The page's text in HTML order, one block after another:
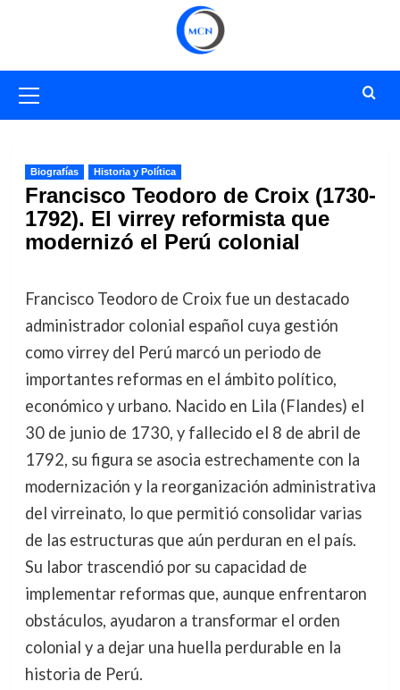
primario
Biografías Historia y Política
Francisco Teodoro de Croix (1730-
1792). El virrey reformista que
modernizó el Perú colonial
Francisco Teodoro de Croix fue un destacado
administrador colonial español cuya gestión
como virrey del Perú marcó un periodo de
importantes reformas en el ámbito político,
económico y urbano. Nacido en Lila (Flandes) el
30 de junio de 1730, y fallecido el 8 de abril de
1792, su figura se asocia estrechamente con la
modernización y la reorganización administrativa
del virreinato, lo que permitió consolidar varias
de las estructuras que aún perduran en el país.
Su labor trascendió por su capacidad de
implementar reformas que, aunque enfrentaron
obstáculos, ayudaron a transformar el orden
colonial y a dejar una huella perdurable en la
historia de Perú.